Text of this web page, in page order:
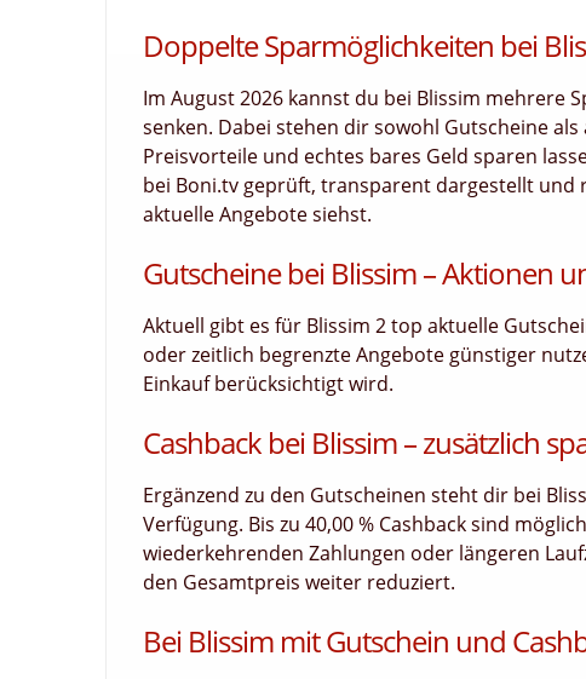
Doppelte Sparmöglichkeiten bei
Im August 2026 kannst du bei Blissim mehrere
senken. Dabei stehen dir sowohl Gutscheine
Preisvorteile und echtes bares Geld sparen
bei Boni.tv geprüft, transparent dargestellt
aktuelle Angebote siehst.
Gutscheine bei Blissim – Aktionen
Aktuell gibt es für Blissim 2 top aktuelle
oder zeitlich begrenzte Angebote günstiger
Einkauf berücksichtigt wird.
Cashback bei Blissim – zusätzlich
Ergänzend zu den Gutscheinen steht dir bei
Verfügung. Bis zu 40,00 % Cashback sind
wiederkehrenden Zahlungen oder längeren
den Gesamtpreis weiter reduziert.
Bei Blissim mit Gutschein und